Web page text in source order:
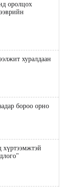
оролцох
хуралдаан
бороо орно
хүртээмжтэй